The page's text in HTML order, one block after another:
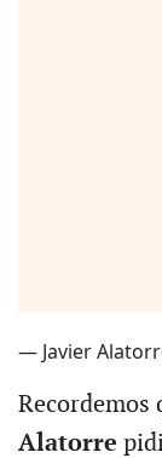
— Javier
Recordemos
Alatorre